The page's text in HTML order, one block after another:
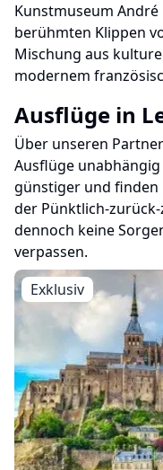
Kunstmuseum
berühmten Klippen
Mischung aus
modernem
Ausflüge in
Über unseren Partner
Ausflüge
günstiger und
der Pünktlich-
dennoch keine
verpassen.
Exklusiv